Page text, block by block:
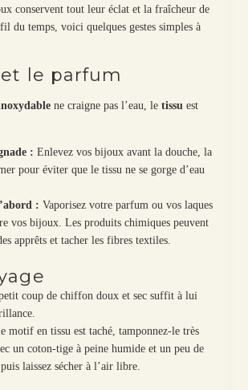
conservent tout leur éclat et la fraîcheur de
du temps, voici quelques gestes simples à
et le parfum
ne craigne pas l’eau, le tissu est
: Enlevez vos bijoux avant la douche, la
pour éviter que le tissu ne se gorge d’eau
: Vaporisez votre parfum ou vos laques
vos bijoux. Les produits chimiques peuvent
apprêts et tacher les fibres textiles.
coup de chiffon doux et sec suffit à lui
motif en tissu est taché, tamponnez-le très
un coton-tige à peine humide et un peu de
laissez sécher à l’air libre.